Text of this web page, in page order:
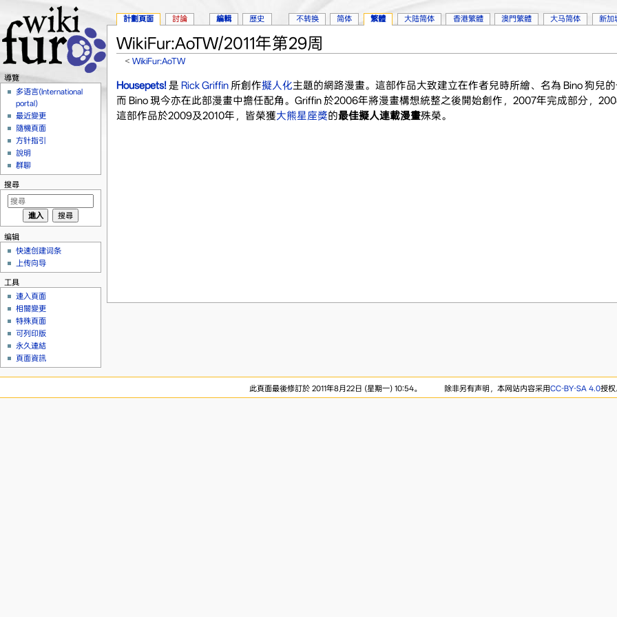
WikiFur:AoTW/2011年第29周
<WikiFur:AoTW
Housepets!是 Rick Griffin所創作擬人化主題的網路漫畫。這部作品大致建立在作者兒時所繪、名為 Bino 狗兒的
而 Bino 現今亦在此部漫畫中擔任配角。Griffin 於2006年將漫畫構想統整之後開始創作，2007年完成部分，
這部作品於2009及2010年，皆榮獲大熊星座獎的最佳擬人連載漫畫殊榮。
計劃頁面 討論 編輯 歷史 不转换 简体 繁體 大陆简体 香港繁體 澳門繁體 大马简体 新加
導覽
多语言(International
portal)
最近變更
隨機頁面
方针指引
說明
群聊
搜尋
编辑
快速创建词条
上传向导
工具
連入頁面
相關變更
特殊頁面
可列印版
永久連結
頁面資訊
此頁面最後修訂於 2011年8月22日 (星期一) 10:54。 除非另有声明，本网站内容采用CC-BY-SA 4.0授权